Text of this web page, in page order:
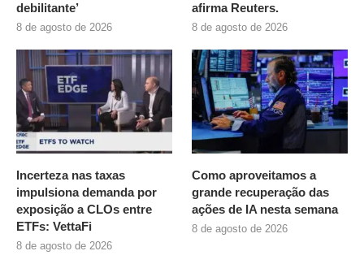
debilitante’
8 de agosto de 2026
afirma Reuters.
8 de agosto de 2026
Incerteza nas taxas
impulsiona demanda por
exposição a CLOs entre
ETFs: VettaFi
8 de agosto de 2026
Como aproveitamos a
grande recuperação das
ações de IA nesta semana
8 de agosto de 2026